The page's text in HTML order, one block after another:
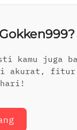
kamu juga
akurat,